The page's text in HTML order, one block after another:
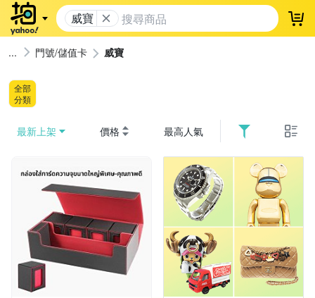
威寶 登
門號/儲值卡 威寶
全部
分類
最新上架 價格 最高人氣